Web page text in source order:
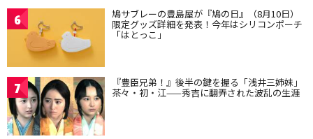
6 鳩サブレーの豊島屋が『鳩の日』（8月10日）
限定グッズ詳細を発表！今年はシリコンポーチ
「はとっこ」
7 『豊臣兄弟！』後半の鍵を握る「浅井三姉妹」
茶々・初・江——秀吉に翻弄された波乱の生涯